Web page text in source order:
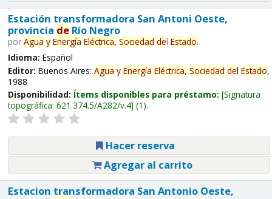
Estación transformadora San Antoni Oeste,
provincia deRío Negro
por Agua y Energía Eléctrica, Sociedad del Estado.
Idioma: Español
Editor: Buenos Aires: Agua y Energía Eléctrica, Sociedad del Estado,
1988
Disponibilidad: Ítems disponibles para préstamo: Signatura
topográfica: 621.374.5/A282/v.4 (1).
Hacer reserva
Agregar al carrito
Estacion transformadora San Antonio Oeste,